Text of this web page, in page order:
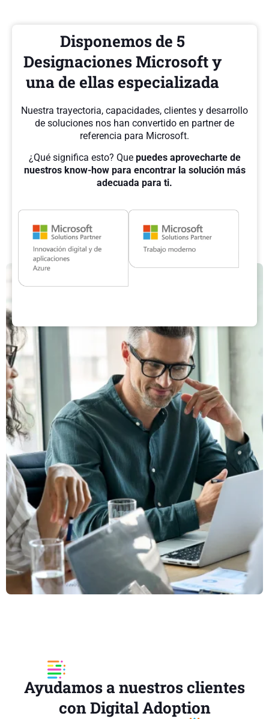
Disponemos de 5
Designaciones Microsoft y
una de ellas especializada
Nuestra trayectoria, capacidades, clientes y desarrollo
de soluciones nos han convertido en partner de
referencia para Microsoft.
¿Qué significa esto? Que puedes aprovecharte de
nuestros know-how para encontrar la solución más
adecuada para ti.
Ayudamos a nuestros clientes
con Digital Adoption